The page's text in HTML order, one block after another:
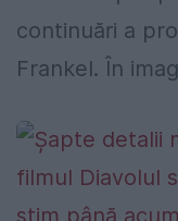
continuări a
Frankel. În